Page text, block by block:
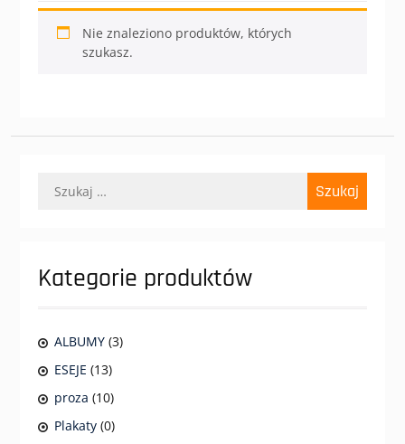
Nie znaleziono produktów, których
szukasz.
Kategorie produktów
ALBUMY (3)
ESEJE (13)
proza (10)
Plakaty (0)